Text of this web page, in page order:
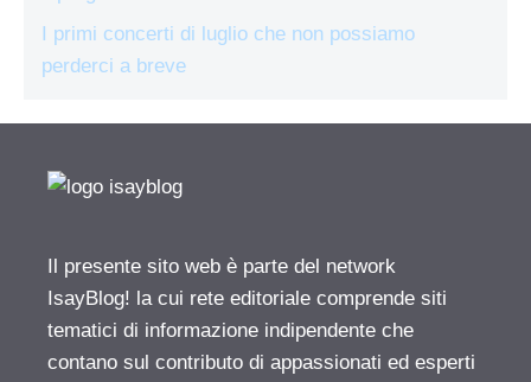
I primi concerti di luglio che non possiamo
perderci a breve
Il presente sito web è parte del network
IsayBlog! la cui rete editoriale comprende siti
tematici di informazione indipendente che
contano sul contributo di appassionati ed esperti